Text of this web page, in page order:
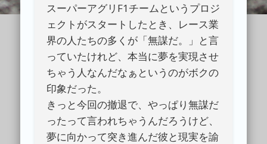
スーパーアグリF1チームというプロジ
ェクトがスタートしたとき、レース業
界の人たちの多くが「無謀だ。」と言
っていたけれど、本当に夢を実現させ
ちゃう人なんだなぁというのがボクの
印象だった。
きっと今回の撤退で、やっぱり無謀だ
ったって言われちゃうんだろうけど、
夢に向かって突き進んだ彼と現実を諭